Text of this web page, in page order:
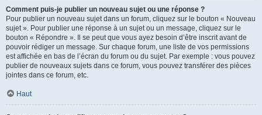
Comment puis-je publier un nouveau sujet ou une réponse ?
Pour publier un nouveau sujet dans un forum, cliquez sur le bouton « Nouveau
sujet ». Pour publier une réponse à un sujet ou un message, cliquez sur le
bouton « Répondre ». Il se peut que vous ayez besoin d’être inscrit avant de
pouvoir rédiger un message. Sur chaque forum, une liste de vos permissions
est affichée en bas de l’écran du forum ou du sujet. Par exemple : vous pouvez
publier de nouveaux sujets dans ce forum, vous pouvez transférer des pièces
jointes dans ce forum, etc.
Haut